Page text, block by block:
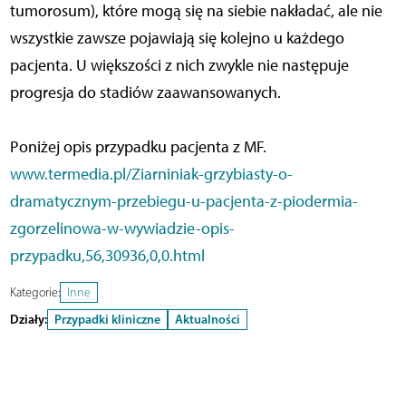
tumorosum), które mogą się na siebie nakładać, ale nie
wszystkie zawsze pojawiają się kolejno u każdego
pacjenta. U większości z nich zwykle nie następuje
progresja do stadiów zaawansowanych.
Poniżej opis przypadku pacjenta z MF.
www.termedia.pl/Ziarniniak-grzybiasty-o-
dramatycznym-przebiegu-u-pacjenta-z-piodermia-
zgorzelinowa-w-wywiadzie-opis-
przypadku,56,30936,0,0.html
Kategorie: Inne
Działy: Przypadki kliniczne Aktualności